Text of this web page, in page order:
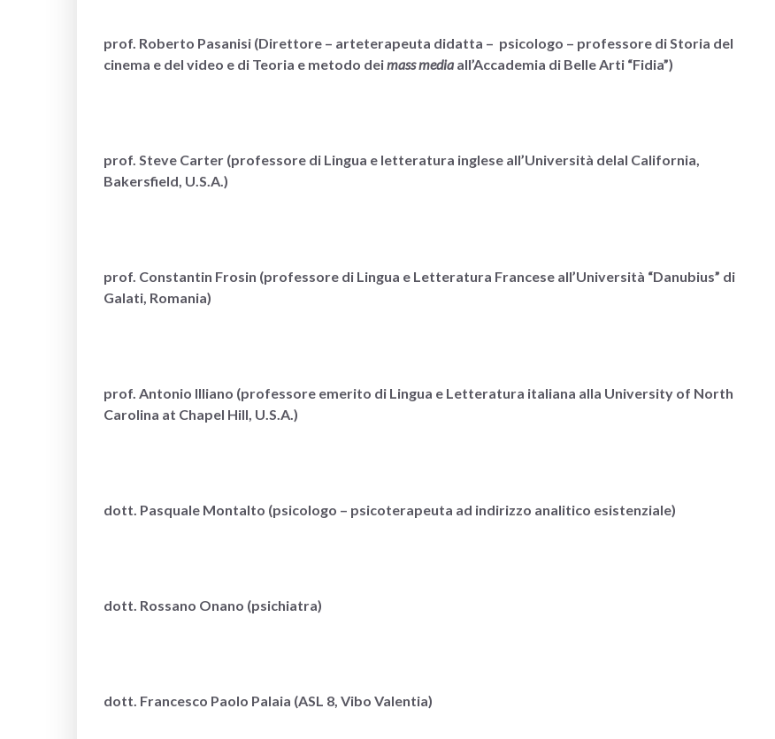
prof. Roberto Pasanisi (Direttore – arteterapeuta didatta – psicologo – professore di Storia del
cinema e del video e di Teoria e metodo deimass media all’Accademia di Belle Arti “Fidia”)
prof. Steve Carter (professore di Lingua e letteratura inglese all’Università delal California,
Bakersfield, U.S.A.)
prof. Constantin Frosin (professore di Lingua e Letteratura Francese all’Università “Danubius” di
Galati, Romania)
prof. Antonio Illiano (professore emerito di Lingua e Letteratura italiana alla University of North
Carolina at Chapel Hill, U.S.A.)
dott. Pasquale Montalto (psicologo – psicoterapeuta ad indirizzo analitico esistenziale)
dott. Rossano Onano (psichiatra)
dott. Francesco Paolo Palaia (ASL 8, Vibo Valentia)